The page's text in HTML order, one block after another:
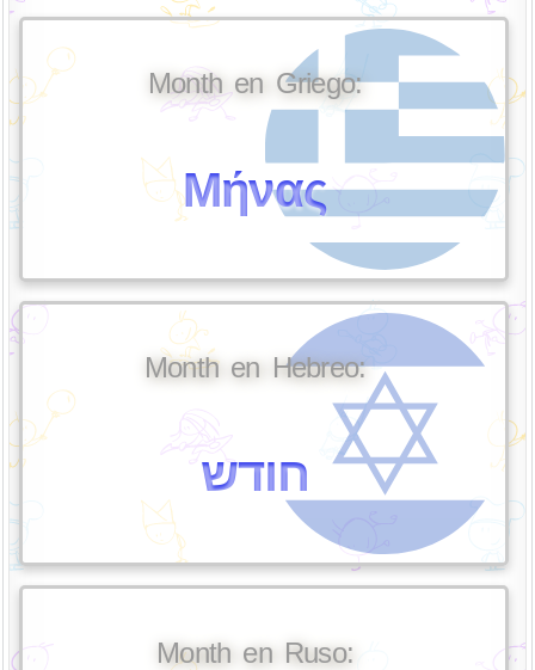
Month en Griego:
Μήνας
Month en Hebreo:
חודש
Month en Ruso: